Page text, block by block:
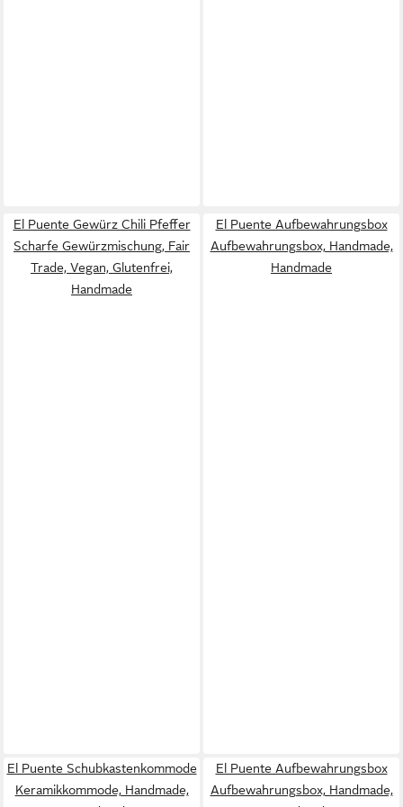
El Puente Gewürz Chili Pfeffer
Scharfe Gewürzmischung, Fair
Trade, Vegan, Glutenfrei,
Handmade
El Puente Aufbewahrungsbox
Aufbewahrungsbox, Handmade,
Handmade
El Puente Schubkastenkommode
Keramikkommode, Handmade,
El Puente Aufbewahrungsbox
Aufbewahrungsbox, Handmade,